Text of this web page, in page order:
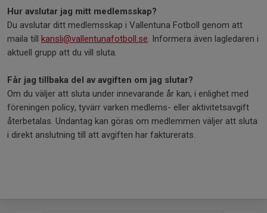
Hur avslutar jag mitt medlemsskap?
Du avslutar ditt medlemsskap i Vallentuna Fotboll genom att
maila till kansli@vallentunafotboll.se. Informera även lagledaren i
aktuell grupp att du vill sluta.
Får jag tillbaka del av avgiften om jag slutar?
Om du väljer att sluta under innevarande år kan, i enlighet med
föreningen policy, tyvärr varken medlems- eller aktivitetsavgift
återbetalas. Undantag kan göras om medlemmen väljer att sluta
i direkt anslutning till att avgiften har fakturerats.